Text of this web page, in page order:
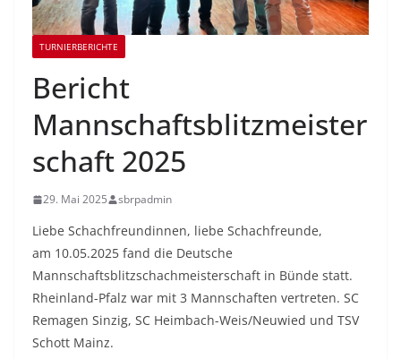
TURNIERBERICHTE
Bericht
Mannschaftsblitzmeister
schaft 2025
29. Mai 2025 sbrpadmin
Liebe Schachfreundinnen, liebe Schachfreunde,
am 10.05.2025 fand die Deutsche
Mannschaftsblitzschachmeisterschaft in Bünde statt.
Rheinland-Pfalz war mit 3 Mannschaften vertreten. SC
Remagen Sinzig, SC Heimbach-Weis/Neuwied und TSV
Schott Mainz.